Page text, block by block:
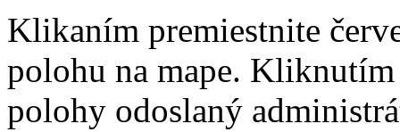
Klikaním premiestnite
polohu na mape.
polohy odoslaný